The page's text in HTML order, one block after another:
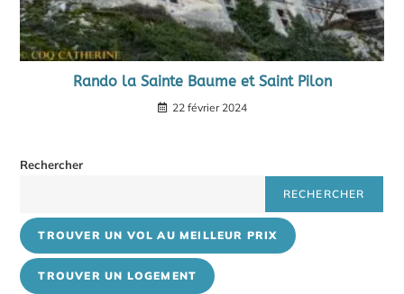
Rando la Sainte Baume et Saint Pilon
22 février 2024
Rechercher
RECHERCHER
TROUVER UN VOL AU MEILLEUR PRIX
TROUVER UN LOGEMENT